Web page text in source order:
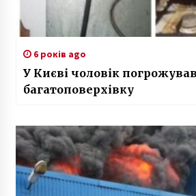
6 років ago
У Києві чоловік
багатоповерхівку